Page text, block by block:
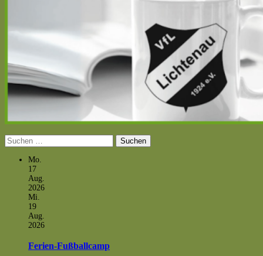
Suchen
nach:
Mo.
17
Aug.
2026
Mi.
19
Aug.
2026
Ferien-Fußballcamp